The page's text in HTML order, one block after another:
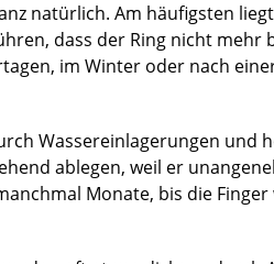
natürlich. Am häufigsten
dass der Ring nicht mehr
im Winter oder nach
Wassereinlagerungen und
ablegen, weil er
Monate, bis die